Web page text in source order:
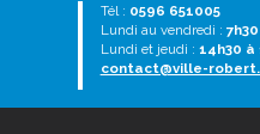
Tél : 0596 651005
Lundi au vendredi :
Lundi et jeudi : 14h30 à
contact@ville-